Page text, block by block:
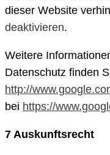
dieser Website
deaktivieren.
Weitere
Datenschutz finden
http://
bei https://
7 Auskunftsrecht